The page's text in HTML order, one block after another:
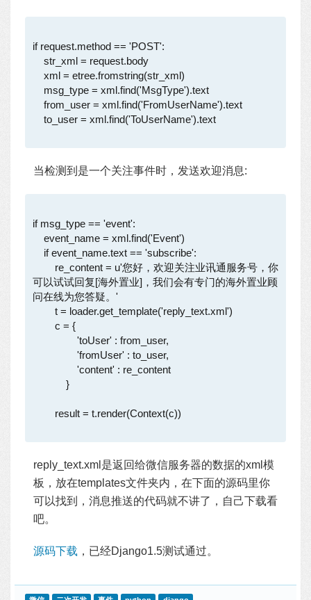
if request.method == 'POST':
当检测到是一个关注事件时，发送欢迎消息:
if msg_type == 'event':
可以试试回复[海外置业]，我们会有专门的海外置业顾
问在线为您答疑。'
reply_text.xml是返回给微信服务器的数据的xml模
板，放在templates文件夹内，在下面的源码里你
可以找到，消息推送的代码就不讲了，自己下载看
吧。
源码下载 ，已经Django1.5测试通过。